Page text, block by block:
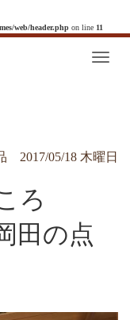
web/header.php on line 11
T
i
2017/05/18 木曜日
ろ
田の点